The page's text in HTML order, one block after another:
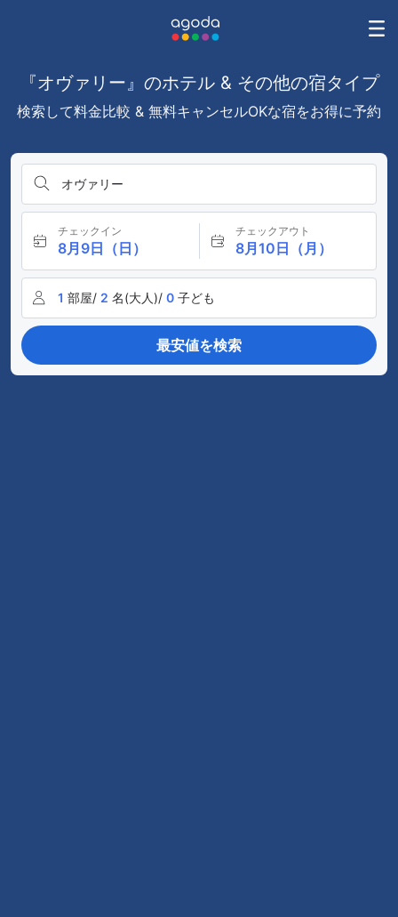
『オヴァリー』のホテル & その他の宿タイプ
検索して料金比較 & 無料キャンセルOKな宿をお得に予約
オヴァリー
チェックイン
8月9日（日）
チェックアウト
8月10日（月）
1 部屋/ 2 名(大人)/ 0 子ども
最安値を検索